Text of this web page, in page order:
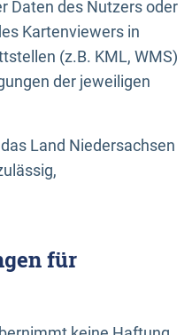
Daten des Nutzers oder
Kartenviewers in
(z.B. KML, WMS)
der jeweiligen
Land Niedersachsen
für